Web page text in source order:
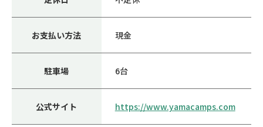
お支払い方法 現金
駐車場 6台
公式サイト https://www.yamacamps.com